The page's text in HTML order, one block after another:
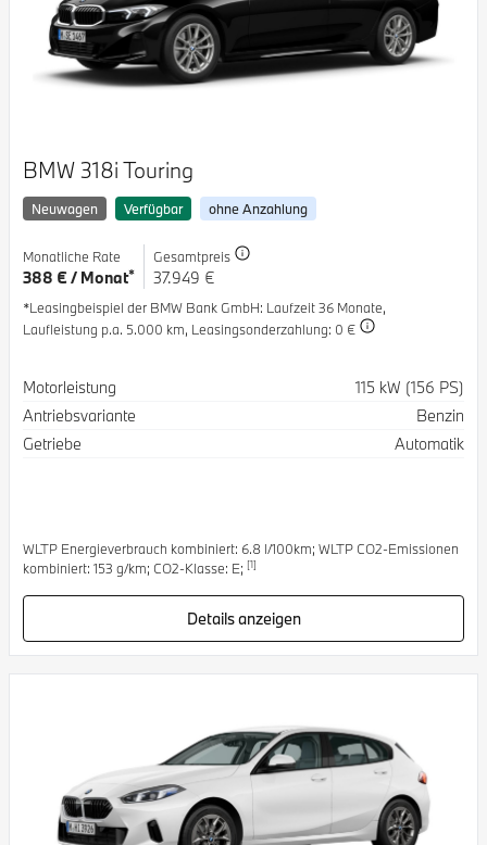
BMW 318i Touring
Neuwagen Verfügbar ohne Anzahlung
Monatliche Rate
388 € / Monat*
Gesamtpreis
37.949 €
*Leasingbeispiel der BMW Bank GmbH: Laufzeit 36 Monate,
Laufleistung p.a. 5.000 km, Leasingsonderzahlung: 0 €
Spezifikation
Motorleistung
115 kW (156 PS)
Antriebsvariante
Benzin
Getriebe
Automatik
WLTP Energieverbrauch kombiniert: 6.8 l/100km; WLTP CO2-Emissionen
kombiniert: 153 g/km; CO2-Klasse: E; [1]
Details anzeigen